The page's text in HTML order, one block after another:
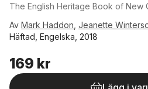
The English Heritage Book of New
Av Mark Haddon Jeanette
Häftad, Engelska, 2018
169 kr